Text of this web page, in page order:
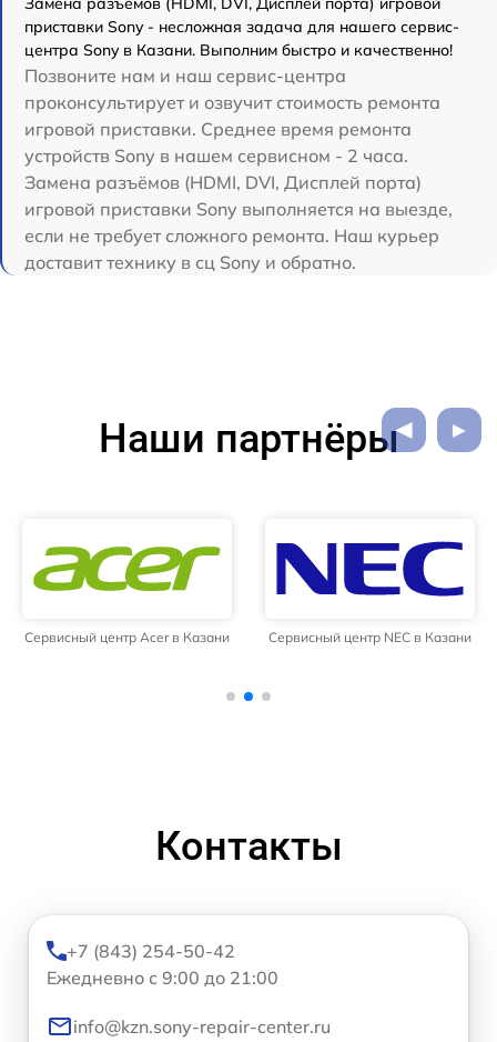
приставки Sony - несложная задача для нашего сервис-
центра Sony в Казани. Выполним быстро и качественно!
Позвоните нам и наш сервис-центра
проконсультирует и озвучит стоимость ремонта
игровой приставки. Среднее время ремонта
устройств Sony в нашем сервисном - 2 часа.
Замена разъёмов (HDMI, DVI, Дисплей порта)
игровой приставки Sony выполняется на выезде,
если не требует сложного ремонта. Наш курьер
доставит технику в сц Sony и обратно.
Наши партнёры
Сервисный центр Acer в Казани Сервисный центр NEC в Казани
Контакты
+7 (843) 254-50-42
Ежедневно с 9:00 до 21:00
info@kzn.sony-repair-center.ru